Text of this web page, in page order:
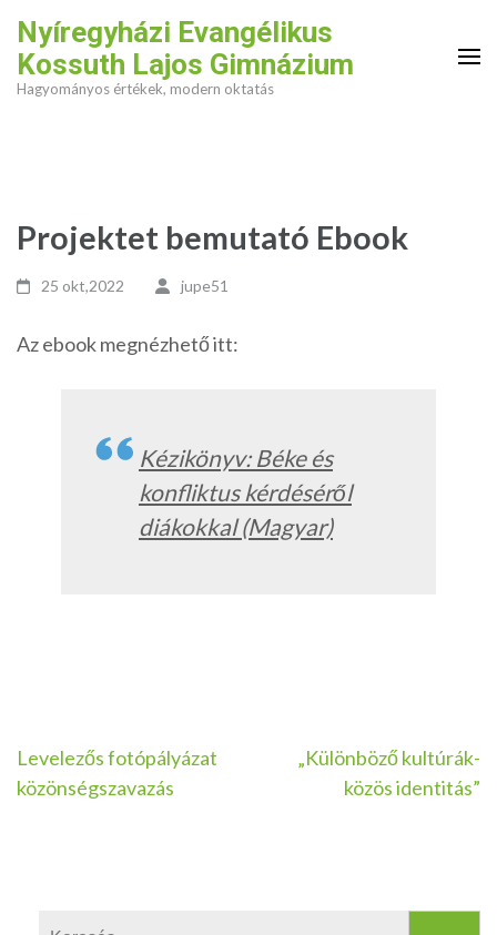
content
(Press
Nyíregyházi Evangélikus
Kossuth Lajos Gimnázium
Hagyományos értékek, modern oktatás
Projektet bemutató Ebook
25 okt,2022 jupe51
Az ebook megnézhető itt:
Kézikönyv: Béke és
konfliktus kérdéséről
diákokkal (Magyar)
Bejegyzés
navigáció
Levelezős fotópályázat
közönségszavazás
„Különböző kultúrák-
közös identitás”